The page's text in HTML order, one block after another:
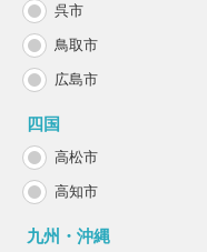
呉市
鳥取市
広島市
四国
高松市
高知市
九州・沖縄